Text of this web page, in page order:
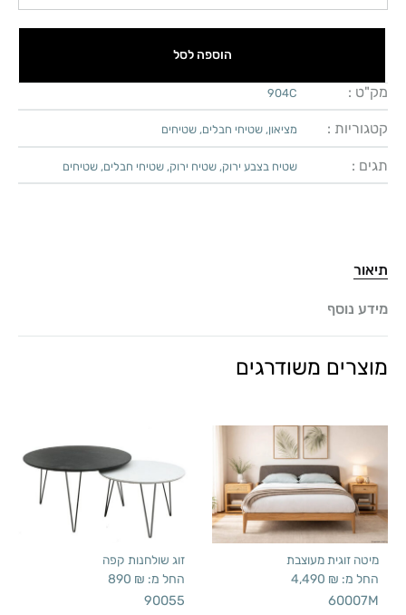
הוספה לסל
מק"ט : 904C
קטגוריות : מציאון, שטיחי חבלים, שטיחים
תגים : שטיח בצבע ירוק, שטיח ירוק, שטיחי חבלים, שטיחים
תיאור
מידע נוסף
מוצרים משודרגים
מיטה זוגית מעוצבת
החל מ: 4,490 ₪
60007M
זוג שולחנות קפה
החל מ: 890 ₪
90055